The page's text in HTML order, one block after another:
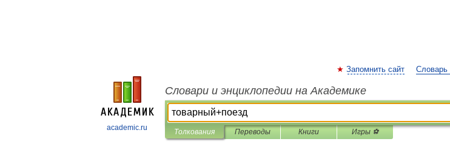
academic.ru
Запомнить сайт Словарь
Словари и энциклопедии на Академике
Толкования Переводы Книги Игры ⚽